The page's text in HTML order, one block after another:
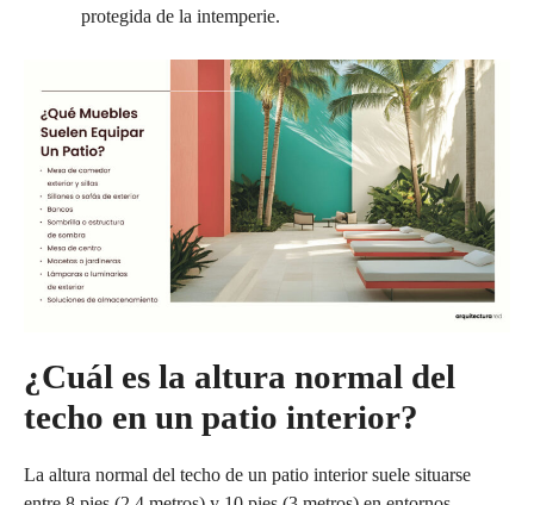
protegida de la intemperie.
¿Cuál es la altura normal del
techo en un patio interior?
La altura normal del techo de un patio interior suele situarse